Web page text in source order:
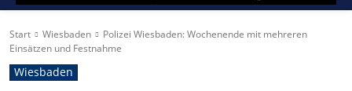
Start Wiesbaden
Polizei Wiesbaden: Wochenende mit mehreren
Einsätzen und Festnahme
Wiesbaden